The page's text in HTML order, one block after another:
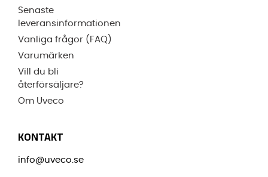
Senaste
leveransinformationen
Vanliga frågor (FAQ)
Varumärken
Vill du bli
återförsäljare?
Om Uveco
KONTAKT
info@uveco.se